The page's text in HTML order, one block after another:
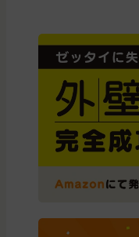
神奈川県
横浜市
神奈川県
相模原市
東京都
町田市
神奈川県
横浜市
神奈川県
川崎市
東京都
町田市
東京都
町田市